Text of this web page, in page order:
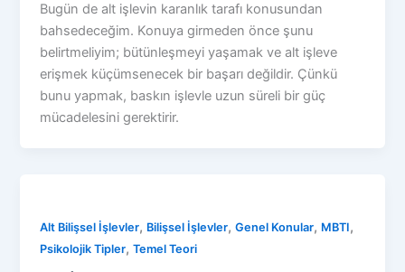
Bugün de alt işlevin karanlık tarafı konusundan
bahsedeceğim. Konuya girmeden önce şunu
belirtmeliyim; bütünleşmeyi yaşamak ve alt işleve
erişmek küçümsenecek bir başarı değildir. Çünkü
bunu yapmak, baskın işlevle uzun süreli bir güç
mücadelesini gerektirir.
Alt Bilişsel İşlevler, Bilişsel İşlevler,Genel Konular, MBTI,
Psikolojik Tipler,Temel Teori